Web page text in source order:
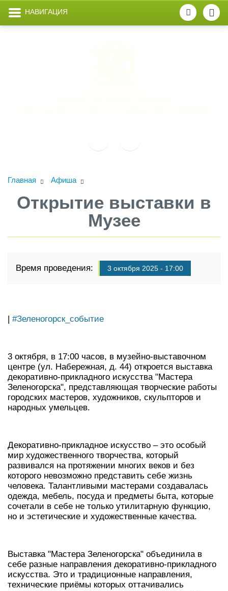
НАВИГАЦИЯ
Главная Афиша
Открытие выставки в
Музее
Время проведения: 3 октября 2025 - 17:00
| #Зеленогорск_событие
3 октября, в 17:00 часов, в музейно-выставочном
центре (ул. Набережная, д. 44) откроется выставка
декоративно-прикладного искусства "Мастера
Зеленогорска", представляющая творческие работы
городских мастеров, художников, скульпторов и
народных умельцев.
Декоративно-прикладное искусство – это особый
мир художественного творчества, который
развивался на протяжении многих веков и без
которого невозможно представить себе жизнь
человека. Талантливыми мастерами создавалась
одежда, мебель, посуда и предметы быта, которые
сочетали в себе не только утилитарную функцию,
но и эстетические и художественные качества.
Выставка "Мастера Зеленогорска" объединила в
себе разные направления декоративно-прикладного
искусства. Это и традиционные направления,
технические приёмы которых оттачивались